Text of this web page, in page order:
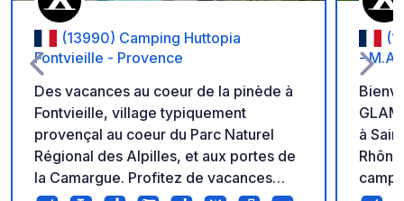
(13990) Camping Huttopia
Fontvieille - Provence
Des vacances au coeur de la pinède à
Fontvieille, village typiquement
provençal au coeur du Parc Naturel
Régional des Alpilles, et aux portes de
la Camargue. Profitez de vacances
- M.A
à